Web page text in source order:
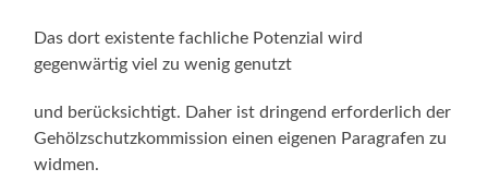
Das dort existente fachliche Potenzial wird
gegenwärtig viel zu wenig genutzt
und berücksichtigt. Daher ist dringend erforderlich der
Gehölzschutzkommission einen eigenen Paragrafen zu
widmen.